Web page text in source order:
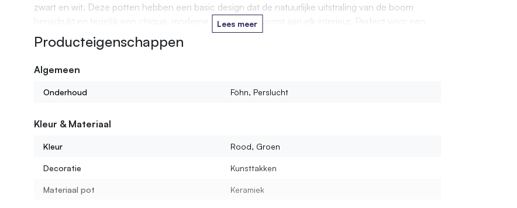
zwart en wit. Deze potten hebben een basic design dat de natuurlijke uitstraling van de boom
benadrukt en tegelijk een chique, moderne toevoeging vormt aan elk interieur. Perfect voor een
moderne woonkamer, een urban jungle stijl of een stijlvolle kantoorruimte.
Lees meer
Producteigenschappen
Algemeen
Onderhoud Föhn, Perslucht
Kleur & Materiaal
Kleur Rood, Groen
Decoratie Kunsttakken
Materiaal pot Keramiek